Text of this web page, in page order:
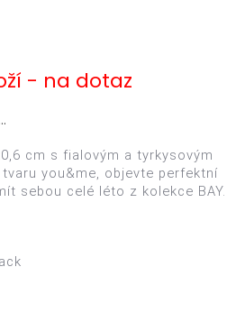
- na dotaz
cm s fialovým a tyrkysovým
you&me, objevte perfektní
sebou celé léto z kolekce BAY.